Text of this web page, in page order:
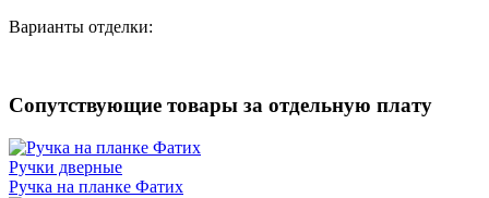
Варианты отделки:
Сопутствующие товары за отдельную плату
Ручки дверные
Ручка на планке Фатих